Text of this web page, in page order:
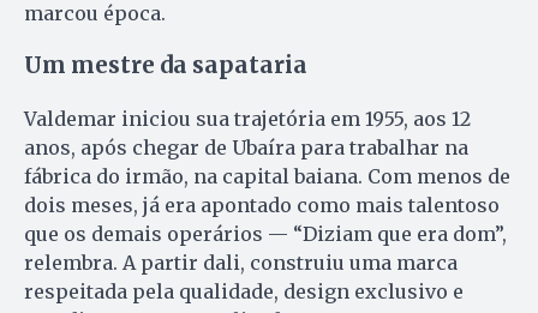
marcou época.
Um mestre da sapataria
Valdemar iniciou sua trajetória em 1955, aos 12
anos, após chegar de Ubaíra para trabalhar na
fábrica do irmão, na capital baiana. Com menos de
dois meses, já era apontado como mais talentoso
que os demais operários — “Diziam que era dom”,
relembra. A partir dali, construiu uma marca
respeitada pela qualidade, design exclusivo e